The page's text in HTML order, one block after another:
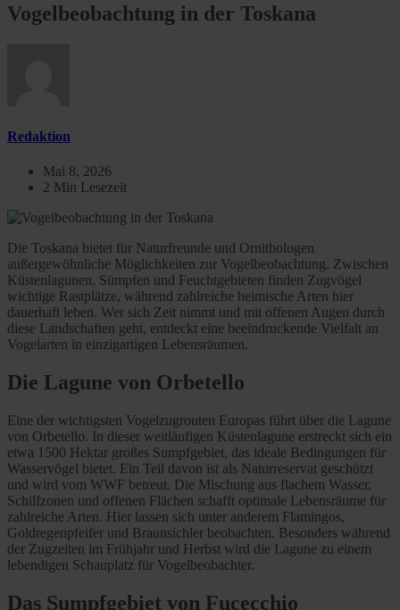
Vogelbeobachtung in der Toskana
Redaktion
Mai 8, 2026
2 Min Lesezeit
Die Toskana bietet für Naturfreunde und Ornithologen
außergewöhnliche Möglichkeiten zur Vogelbeobachtung. Zwischen
Küstenlagunen, Sümpfen und Feuchtgebieten finden Zugvögel
wichtige Rastplätze, während zahlreiche heimische Arten hier
dauerhaft leben. Wer sich Zeit nimmt und mit offenen Augen durch
diese Landschaften geht, entdeckt eine beeindruckende Vielfalt an
Vogelarten in einzigartigen Lebensräumen.
Die Lagune von Orbetello
Eine der wichtigsten Vogelzugrouten Europas führt über die Lagune
von Orbetello. In dieser weitläufigen Küstenlagune erstreckt sich ein
etwa 1500 Hektar großes Sumpfgebiet, das ideale Bedingungen für
Wasservögel bietet. Ein Teil davon ist als Naturreservat geschützt
und wird vom WWF betreut. Die Mischung aus flachem Wasser,
Schilfzonen und offenen Flächen schafft optimale Lebensräume für
zahlreiche Arten. Hier lassen sich unter anderem Flamingos,
Goldregenpfeifer und Braunsichler beobachten. Besonders während
der Zugzeiten im Frühjahr und Herbst wird die Lagune zu einem
lebendigen Schauplatz für Vogelbeobachter.
Das Sumpfgebiet von Fucecchio